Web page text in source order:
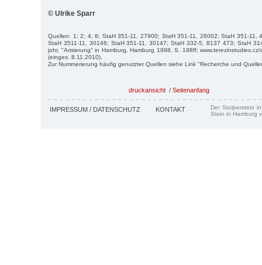
© Ulrike Sparr
Quellen: 1; 2; 4; 8; StaH 351-11, 27900; StaH 351-11, 26002; StaH 351-11,
StaH 3511-11, 30146; StaH 351-11, 30147; StaH 332-5, 8137 473; StaH
johr, "Arisierung" in Hamburg, Hamburg 1998, S. 198ff;
(einges. 8.11.2010).
Zur Nummerierung häufig genutzter Quellen siehe Link "Recherche und
druckansicht / Seitenanfang
IMPRESSUM / DATENSCHUTZ KONTAKT
Der Stolperstein
Stein in Hamburg